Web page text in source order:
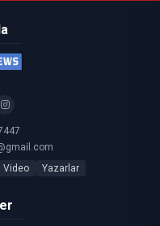
Video Yazarlar